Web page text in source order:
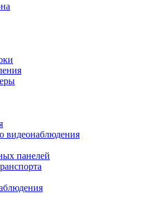
видеонаблюдения
панелей